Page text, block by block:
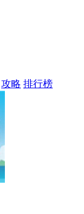
攻略 排行榜